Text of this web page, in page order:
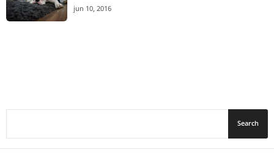
jun 10, 2016